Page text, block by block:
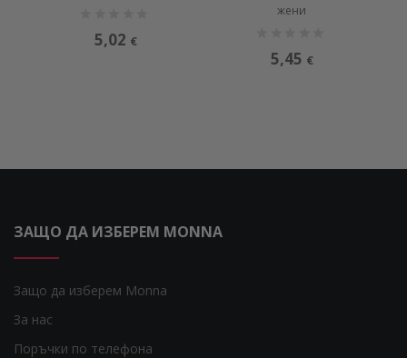
5,02 €
жени
5,45 €
ЗАЩО ДА ИЗБЕРЕМ MONNA
Защо да изберем Monna
За нас
Поръчки по телефона